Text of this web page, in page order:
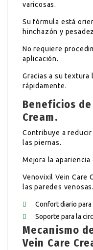
varicosas.
Su fórmula está
hinchazón y
No requiere
aplicación.
Gracias a su textura
rápidamente.
Beneficios
Cream.
Contribuye a
las piernas.
Mejora la
Venovixil Vein Care
las paredes venosas.
Confort diario para
Soporte para la
Mecanismo
Vein Care